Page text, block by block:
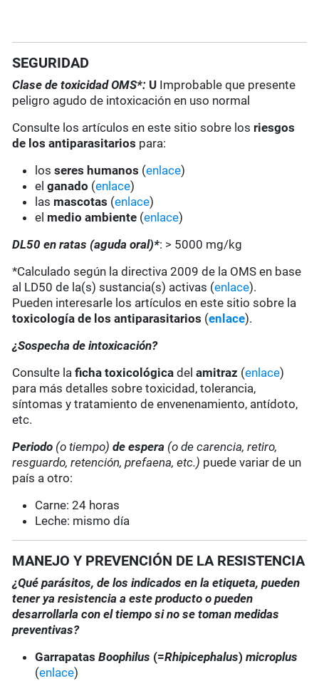
SEGURIDAD
Clase de toxicidad OMS*: U Improbable que presente
peligro agudo de intoxicación en uso normal
Consulte los artículos en este sitio sobre los riesgos
de los antiparasitarios para:
losseres humanos (enlace)
elganado (enlace)
las mascotas (enlace)
el medio ambiente (enlace)
DL50 en ratas (aguda oral)*: > 5000 mg/kg
*Calculado según la directiva 2009 de la OMS en base
al LD50 de la(s) sustancia(s) activas (enlace).
Pueden interesarle los artículos en este sitio sobre la
toxicología de los antiparasitarios (enlace).
¿Sospecha de intoxicación?
Consulte laficha toxicológicadelamitraz (enlace)
para más detalles sobre toxicidad, tolerancia,
síntomas y tratamiento de envenenamiento, antídoto,
etc.
Periodo (o tiempo) de espera (o de carencia, retiro,
resguardo, retención, prefaena, etc.) puede variar de un
país a otro:
Carne: 24 horas
Leche: mismo día
MANEJO Y PREVENCIÓN DE LA RESISTENCIA
¿Qué parásitos, de los indicados en la etiqueta, pueden
tener ya resistencia a este producto o pueden
desarrollarla con el tiempo si no se toman medidas
preventivas?
GarrapatasBoophilus (=Rhipicephalus)microplus
(enlace)